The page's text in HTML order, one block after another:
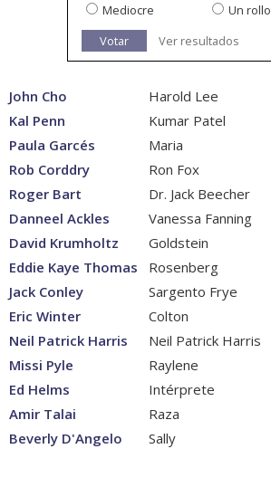
Mediocre
Un rollo
Votar
Ver resultados
John Cho
Harold Lee
Kal Penn
Kumar Patel
Paula Garcés
Maria
Rob Corddry
Ron Fox
Roger Bart
Dr. Jack Beecher
Danneel Ackles
Vanessa Fanning
David Krumholtz
Goldstein
Eddie Kaye Thomas
Rosenberg
Jack Conley
Sargento Frye
Eric Winter
Colton
Neil Patrick Harris
Neil Patrick Harris
Missi Pyle
Raylene
Ed Helms
Intérprete
Amir Talai
Raza
Beverly D'Angelo
Sally